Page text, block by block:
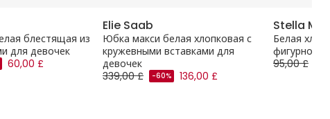
блестящая из
для девочек
60,00 £
Elie Saab
Юбка макси белая хлопковая с
кружевными вставками для
девочек
339,00 £
-60% 136,00 £
Stella
Белая
фигурной
95,00 £